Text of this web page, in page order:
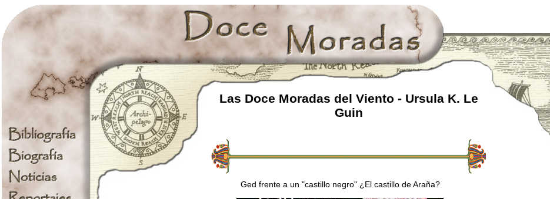
Las Doce Moradas del Viento - Ursula K. Le
Guin
Ged frente a un "castillo negro" ¿El castillo de Araña?